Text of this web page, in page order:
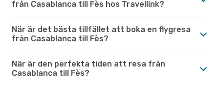
från Casablanca till Fès hos Travellink?
När är det bästa tillfället att boka en flygresa
från Casablanca till Fès?
När är den perfekta tiden att resa från
Casablanca till Fès?